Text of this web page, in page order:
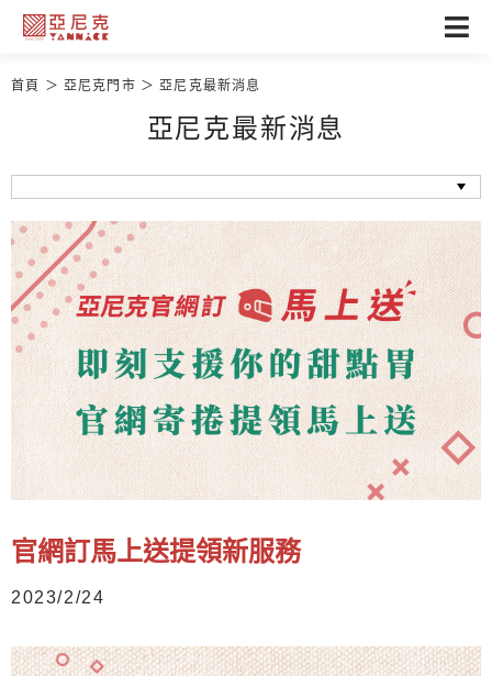
首頁 亞尼克門市 亞尼克最新消息
亞尼克最新消息
官網訂馬上送提領新服務
2023/2/24